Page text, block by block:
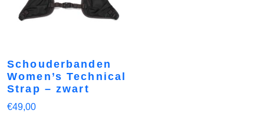
Schouderbanden
Women’s Technical
Strap – zwart
€49,00